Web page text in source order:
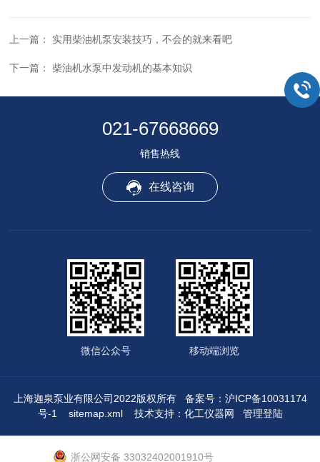
上一篇： 实用柴油机泵安装技巧，不会的就来看吧
下一篇： 柴油机水泵中发动机的基本知识
021-67668669
销售热线
在线咨询
微信公众号 移动端浏览
上海迦泉泵业有限公司2022版权所有 备案号：沪ICP备10031174
号-1
sitemap.xml技术支持： 化工仪器网 管理登陆
浙公网安备 33032402001910号